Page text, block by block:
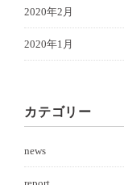
2020年2月
2020年1月
カテゴリー
news